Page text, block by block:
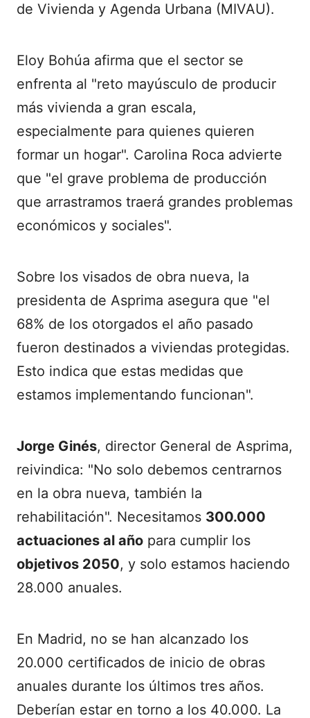
de Vivienda y Agenda Urbana (MIVAU).
Eloy Bohúa afirma que el sector se
enfrenta al "reto mayúsculo de producir
más vivienda a gran escala,
especialmente para quienes quieren
formar un hogar". Carolina Roca advierte
que "el grave problema de producción
que arrastramos traerá grandes problemas
económicos y sociales".
Sobre los visados de obra nueva, la
presidenta de Asprima asegura que "el
68% de los otorgados el año pasado
fueron destinados a viviendas protegidas.
Esto indica que estas medidas que
estamos implementando funcionan".
Jorge Ginés, director General de Asprima,
reivindica: "No solo debemos centrarnos
en la obra nueva, también la
rehabilitación". Necesitamos 300.000
actuaciones al año para cumplir los
objetivos 2050, y solo estamos haciendo
28.000 anuales.
En Madrid, no se han alcanzado los
20.000 certificados de inicio de obras
anuales durante los últimos tres años.
Deberían estar en torno a los 40.000. La